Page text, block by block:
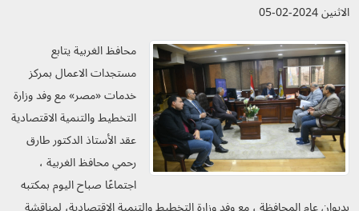
الاثنين 2024-02-05
محافظ الغربية يتابع
مستجدات الاعمال بمركز
خدمات «مصر» مع وفد وزارة
التخطيط والتنمية الاقتصادية
عقد الأستاذ الدكتور طارق
رحمي محافظ الغربية ،
اجتماعًا صباح اليوم بمكتبه